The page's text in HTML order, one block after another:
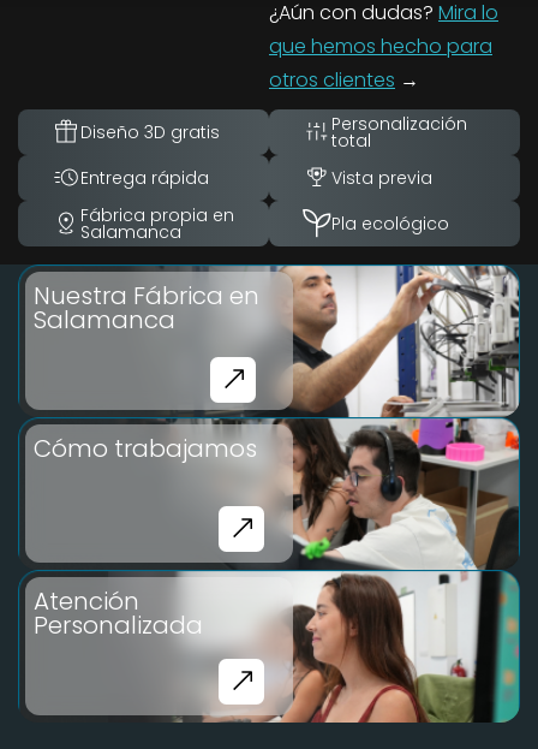
¿Aún con dudas? Mira lo
que hemos hecho para
otros clientes →
Diseño 3D gratis Personalización
total
Entrega rápida
Vista previa
Fábrica propia en
Salamanca Pla ecológico
Nuestra Fábrica en
Salamanca
Cómo trabajamos
Atención
Personalizada